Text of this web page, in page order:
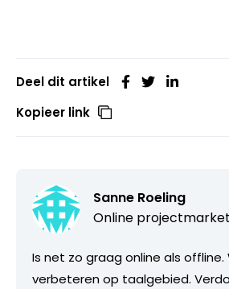
Deel dit artikel
Kopieer link
Sanne Roeling
Online
Is net zo graag online als offline.
verbeteren op taalgebied.